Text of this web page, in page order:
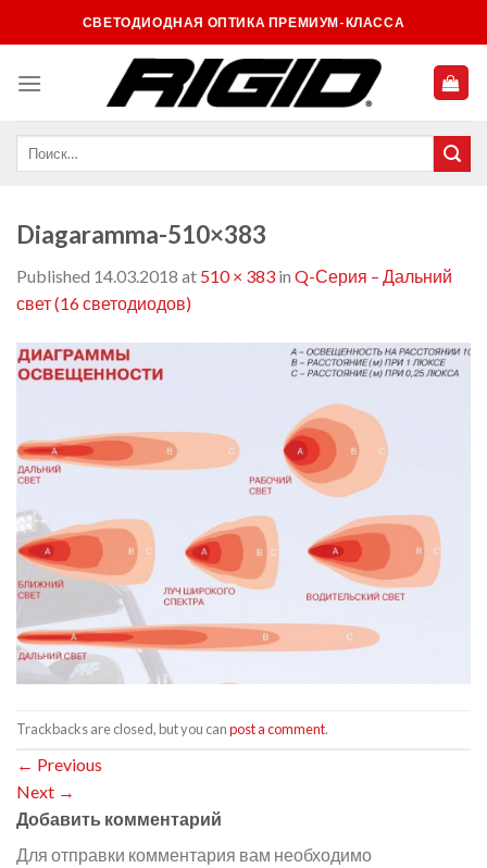
to
СВЕТОДИОДНАЯ ОПТИКА ПРЕМИУМ-КЛАССА
Diagaramma-510×383
Published 14.03.2018 at 510 × 383 in Q-Серия – Дальний
свет (16 светодиодов)
Trackbacks are closed, but you canpost a comment.
← Previous
Next →
Добавить комментарий
Для отправки комментария вам необходимо